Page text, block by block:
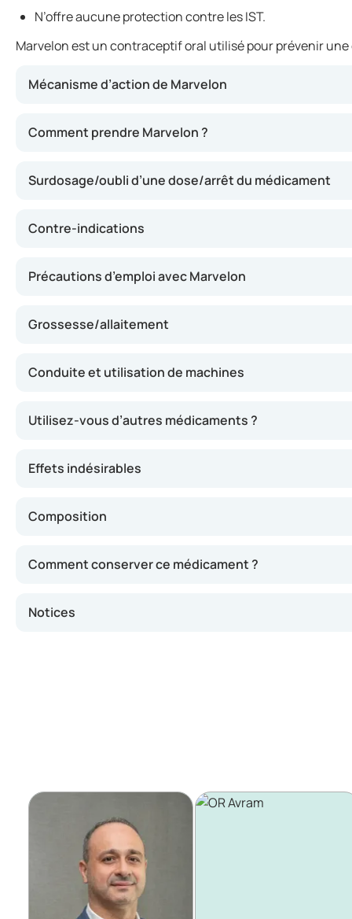
N’offre aucune protection contre les IST.
Marvelon est un contraceptif oral utilisé pour prévenir
Mécanisme d’action de Marvelon
Comment prendre Marvelon ?
Surdosage/oubli d’une dose/arrêt du médicament
Contre-indications
Précautions d’emploi avec Marvelon
Grossesse/allaitement
Conduite et utilisation de machines
Utilisez-vous d’autres médicaments ?
Effets indésirables
Composition
Comment conserver ce médicament ?
Notices